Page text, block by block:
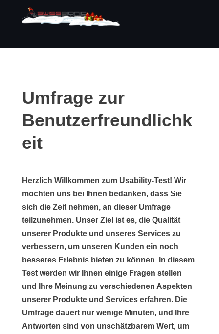
Umfrage zur
Benutzerfreundlichk
eit
Herzlich Willkommen zum Usability-Test! Wir
möchten uns bei Ihnen bedanken, dass Sie
sich die Zeit nehmen, an dieser Umfrage
teilzunehmen. Unser Ziel ist es, die Qualität
unserer Produkte und unseres Services zu
verbessern, um unseren Kunden ein noch
besseres Erlebnis bieten zu können. In diesem
Test werden wir Ihnen einige Fragen stellen
und Ihre Meinung zu verschiedenen Aspekten
unserer Produkte und Services erfahren. Die
Umfrage dauert nur wenige Minuten, und Ihre
Antworten sind von unschätzbarem Wert, um